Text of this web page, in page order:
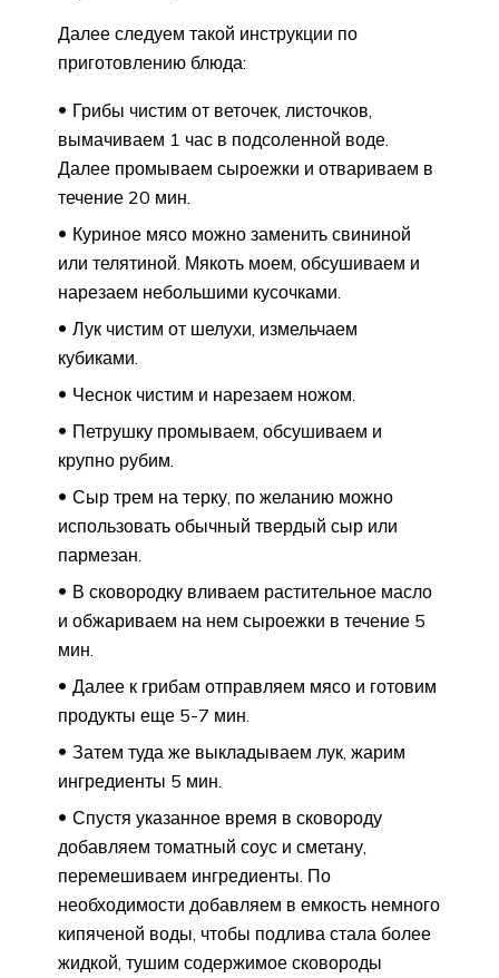
Далее следуем такой инструкции по
приготовлению блюда:
Грибы чистим от веточек, листочков,
вымачиваем 1 час в подсоленной воде.
Далее промываем сыроежки и отвариваем в
течение 20 мин.
Куриное мясо можно заменить свининой
или телятиной. Мякоть моем, обсушиваем и
нарезаем небольшими кусочками.
Лук чистим от шелухи, измельчаем
кубиками.
Чеснок чистим и нарезаем ножом.
Петрушку промываем, обсушиваем и
крупно рубим.
Сыр трем на терку, по желанию можно
использовать обычный твердый сыр или
пармезан.
В сковородку вливаем растительное масло
и обжариваем на нем сыроежки в течение 5
мин.
Далее к грибам отправляем мясо и готовим
продукты еще 5-7 мин.
Затем туда же выкладываем лук, жарим
ингредиенты 5 мин.
Спустя указанное время в сковороду
добавляем томатный соус и сметану,
перемешиваем ингредиенты. По
необходимости добавляем в емкость немного
кипяченой воды, чтобы подлива стала более
жидкой, тушим содержимое сковороды